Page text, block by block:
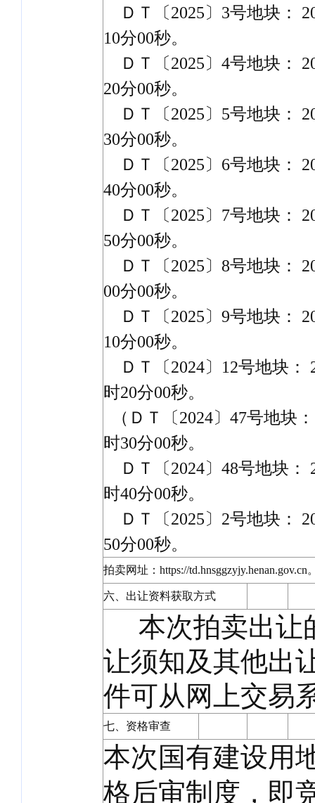
ＤＴ〔2025〕3号地块：
10分00秒。
ＤＴ〔2025〕4号地块：
20分00秒。
ＤＴ〔2025〕5号地块：
30分00秒。
ＤＴ〔2025〕6号地块：
40分00秒。
ＤＴ〔2025〕7号地块：
50分00秒。
ＤＴ〔2025〕8号地块：
00分00秒。
ＤＴ〔2025〕9号地块：
10分00秒。
ＤＴ〔2024〕12号地块：
时20分00秒。
（ＤＴ〔2024〕47号地块
时30分00秒。
ＤＴ〔2024〕48号地块：
时40分00秒。
ＤＴ〔2025〕2号地块：
50分00秒。
拍卖网址：https://td.hnsggzyjy.henan.gov.cn
六、出让资料获取方式
本次拍卖出让
让须知及其他出
件可从网上交易
七、资格审查
本次国有建设用
格后审制度，即